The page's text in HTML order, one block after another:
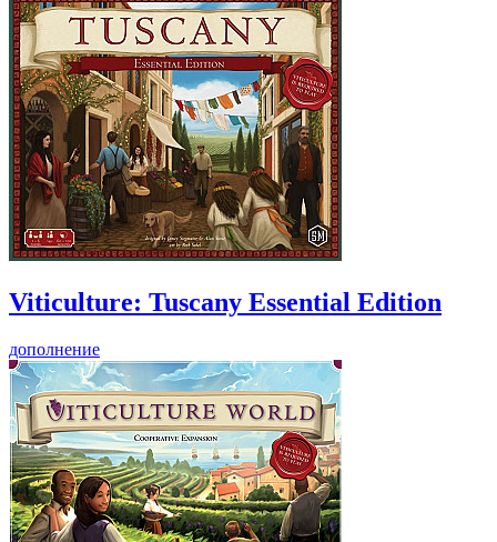
Viticulture: Tuscany Essential Edition
дополнение